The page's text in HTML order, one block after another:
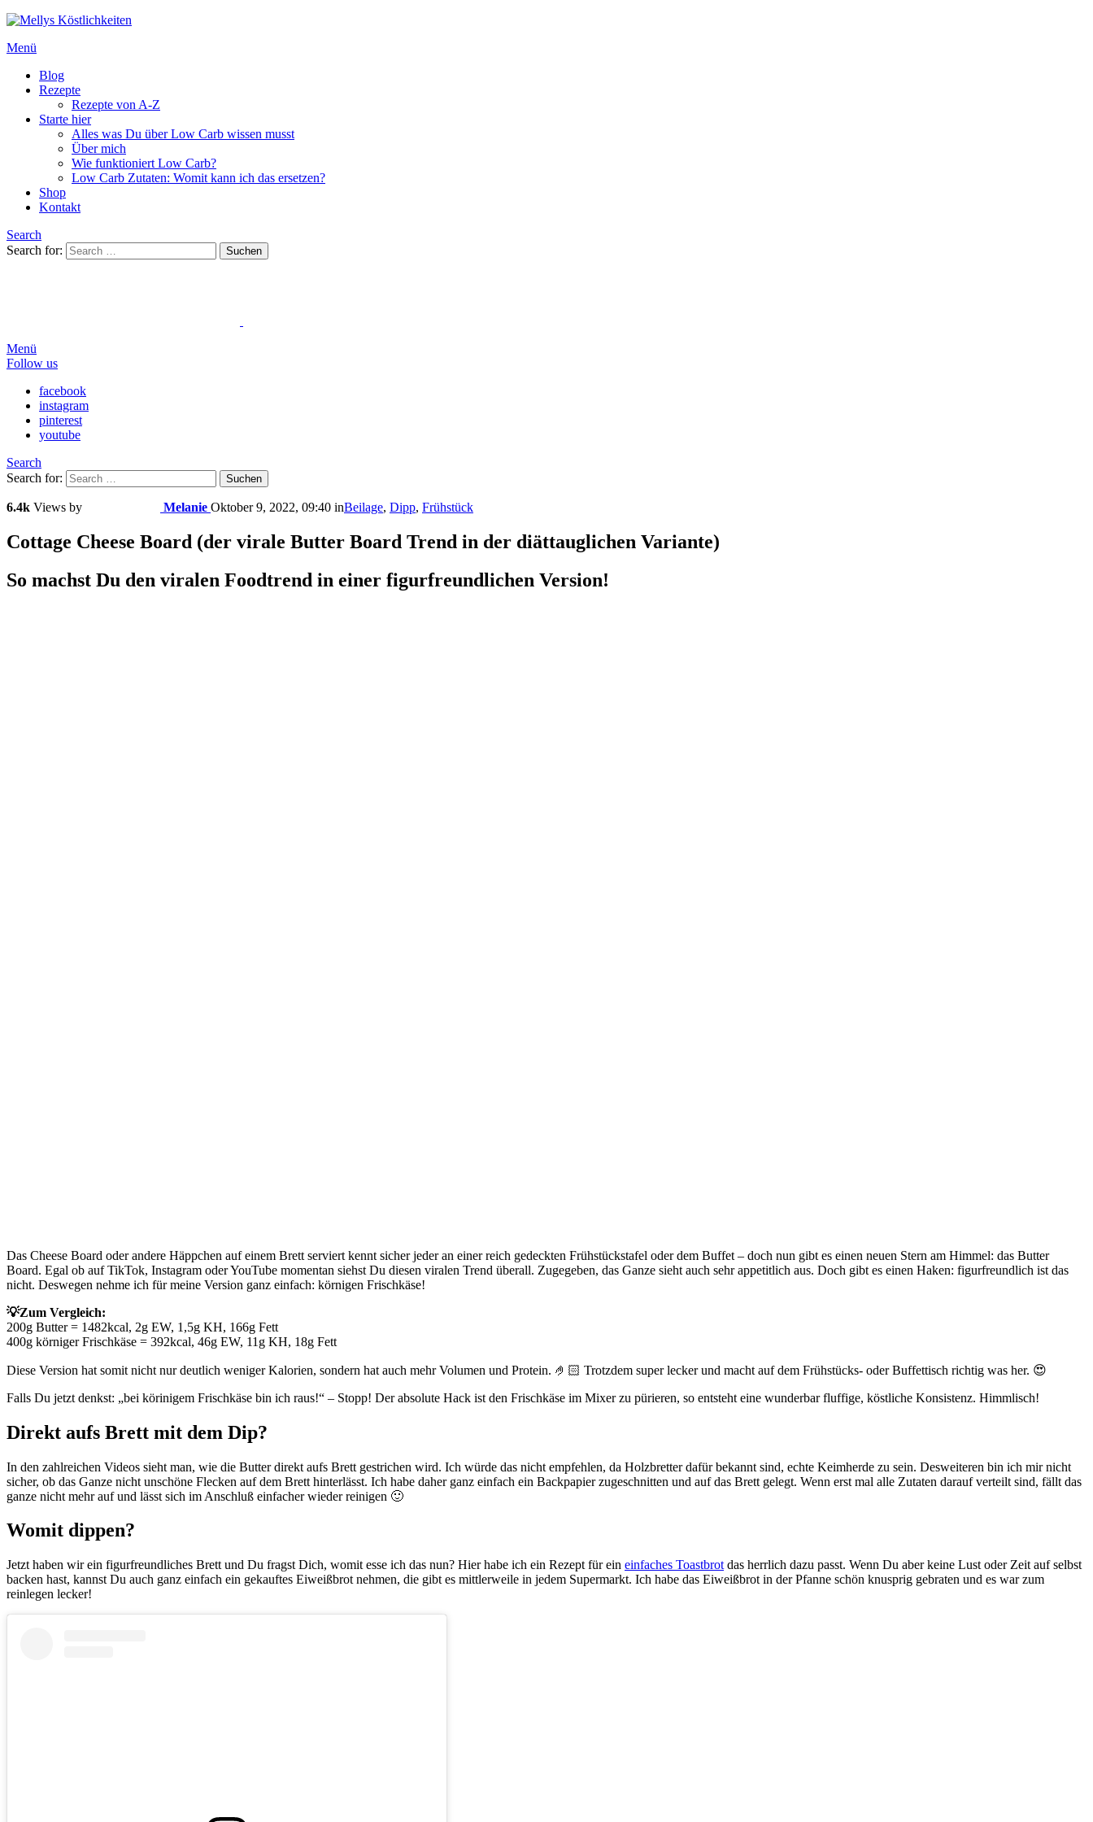
Menü
Blog
Rezepte
Rezepte von A-Z
Starte hier
Alles was Du über Low Carb wissen musst
Über mich
Wie funktioniert Low Carb?
Low Carb Zutaten: Womit kann ich das ersetzen?
Shop
Kontakt
Search
Search for:
Suchen
Menü
Follow us
facebook
instagram
pinterest
youtube
Search
Search for:
Suchen
6.4k Views by Melanie Oktober 9, 2022, 09:40 inBeilage, Dipp, Frühstück
Cottage Cheese Board (der virale Butter Board Trend in der diättauglichen Variante)
So machst Du den viralen Foodtrend in einer figurfreundlichen Version!
Das Cheese Board oder andere Häppchen auf einem Brett serviert kennt sicher jeder an einer reich gedeckten Frühstückstafel oder dem Buffet – doch nun gibt es einen neuen Stern am Himmel: das Butter
Board. Egal ob auf TikTok, Instagram oder YouTube momentan siehst Du diesen viralen Trend überall. Zugegeben, das Ganze sieht auch sehr appetitlich aus. Doch gibt es einen Haken: figurfreundlich ist das
nicht. Deswegen nehme ich für meine Version ganz einfach: körnigen Frischkäse!
💡Zum Vergleich:
200g Butter = 1482kcal, 2g EW, 1,5g KH, 166g Fett
400g körniger Frischkäse = 392kcal, 46g EW, 11g KH, 18g Fett
Diese Version hat somit nicht nur deutlich weniger Kalorien, sondern hat auch mehr Volumen und Protein. 🤌🏻 Trotzdem super lecker und macht auf dem Frühstücks- oder Buffettisch richtig was her. 😍
Falls Du jetzt denkst: „bei körinigem Frischkäse bin ich raus!“ – Stopp! Der absolute Hack ist den Frischkäse im Mixer zu pürieren, so entsteht eine wunderbar fluffige, köstliche Konsistenz. Himmlisch!
Direkt aufs Brett mit dem Dip?
In den zahlreichen Videos sieht man, wie die Butter direkt aufs Brett gestrichen wird. Ich würde das nicht empfehlen, da Holzbretter dafür bekannt sind, echte Keimherde zu sein. Desweiteren bin ich mir nicht
sicher, ob das Ganze nicht unschöne Flecken auf dem Brett hinterlässt. Ich habe daher ganz einfach ein Backpapier zugeschnitten und auf das Brett gelegt. Wenn erst mal alle Zutaten darauf verteilt sind, fällt das
ganze nicht mehr auf und lässt sich im Anschluß einfacher wieder reinigen 🙂
Womit dippen?
Jetzt haben wir ein figurfreundliches Brett und Du fragst Dich, womit esse ich das nun? Hier habe ich ein Rezept für ein einfaches Toastbrot das herrlich dazu passt. Wenn Du aber keine Lust oder Zeit auf selbst
backen hast, kannst Du auch ganz einfach ein gekauftes Eiweißbrot nehmen, die gibt es mittlerweile in jedem Supermarkt. Ich habe das Eiweißbrot in der Pfanne schön knusprig gebraten und es war zum
reinlegen lecker!